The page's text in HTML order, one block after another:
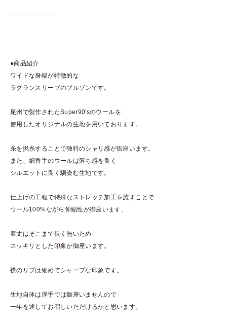
--------------------
●商品紹介
ワイドな身幅が特徴的な
ラグランスリーブのブルゾンです。
尾州で製作されたSuper90'sのウールを
使用したオリジナルの生地を用いております。
糸を撚糸することで独特のシャリ感が御座います。
また、細番手のウールは落ち感を良く
シルエットに良く馴染む生地です。
仕上げの工程で特殊なストレッチ加工を施すことで
ウール100%ながら伸縮性が御座います。
着丈はそこまで長く無いため
スッキリとした印象が御座います。
襟のリブは細めでシャープな印象です。
生地自体は厚手では御座いませんので
一年を通してお召しいただけるかと思います。